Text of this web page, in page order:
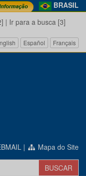
BRASIL
| Ir para a busca [3]
Español Français
| Mapa do Site